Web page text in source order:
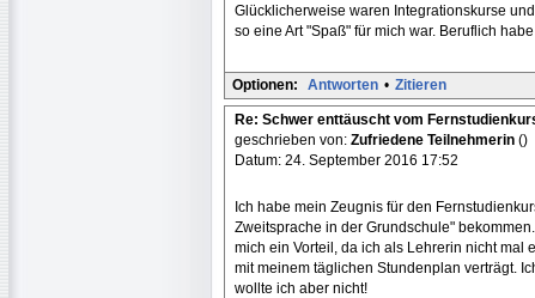
Glücklicherweise waren Integrationskurse
so eine Art "Spaß" für mich war. Beruflich
Optionen: Antworten • Zitieren
Re: Schwer enttäuscht vom
geschrieben von: Zufriedene Teilnehmerin ()
Datum: 24. September 2016 17:52
Ich habe mein Zeugnis für den
Zweitsprache in der Grundschule"
mich ein Vorteil, da ich als Lehrerin nicht mal
mit meinem täglichen Stundenplan verträgt.
wollte ich aber nicht!